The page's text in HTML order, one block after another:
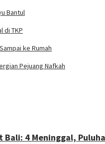
Bantul
di TKP
ke Rumah
Pejuang Nafkah
4 Meninggal,